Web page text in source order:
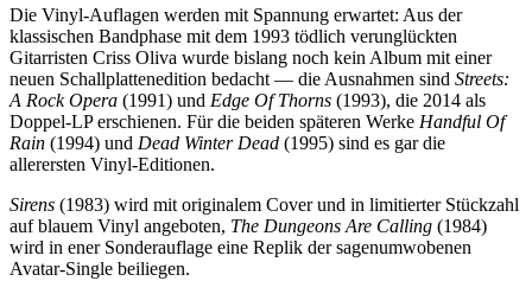
Die Vinyl-Auflagen werden mit Spannung erwartet: Aus der
klassischen Bandphase mit dem 1993 tödlich verunglückten
Gitarristen Criss Oliva wurde bislang noch kein Album mit einer
neuen Schallplattenedition bedacht — die Ausnahmen sind Streets:
A Rock Opera (1991) und Edge Of Thorns (1993), die 2014 als
Doppel-LP erschienen. Für die beiden späteren Werke Handful Of
Rain (1994) und Dead Winter Dead (1995) sind es gar die
allerersten Vinyl-Editionen.
Sirens (1983) wird mit originalem Cover und in limitierter Stückzahl
auf blauem Vinyl angeboten, The Dungeons Are Calling (1984)
wird in ener Sonderauflage eine Replik der sagenumwobenen
Avatar-Single beiliegen.